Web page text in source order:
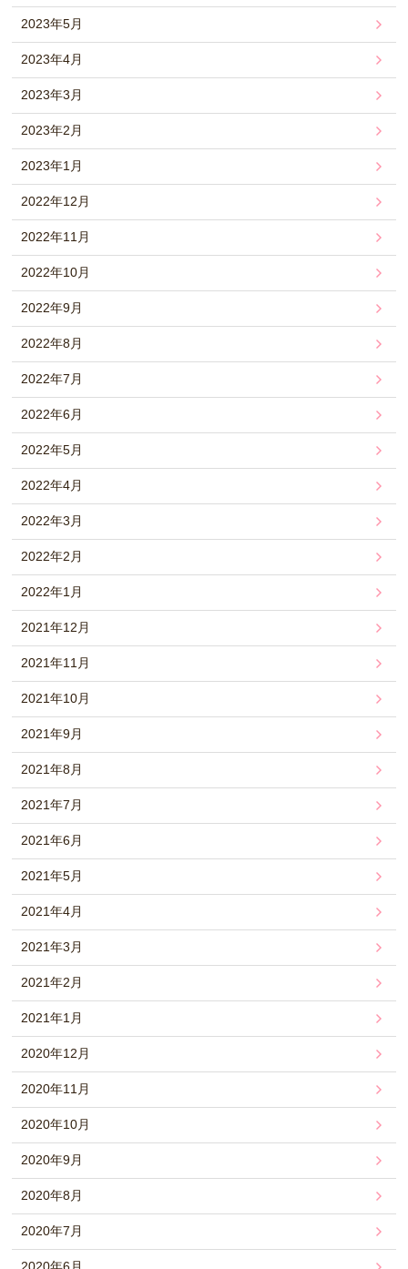
2023年5月
2023年4月
2023年3月
2023年2月
2023年1月
2022年12月
2022年11月
2022年10月
2022年9月
2022年8月
2022年7月
2022年6月
2022年5月
2022年4月
2022年3月
2022年2月
2022年1月
2021年12月
2021年11月
2021年10月
2021年9月
2021年8月
2021年7月
2021年6月
2021年5月
2021年4月
2021年3月
2021年2月
2021年1月
2020年12月
2020年11月
2020年10月
2020年9月
2020年8月
2020年7月
2020年6月